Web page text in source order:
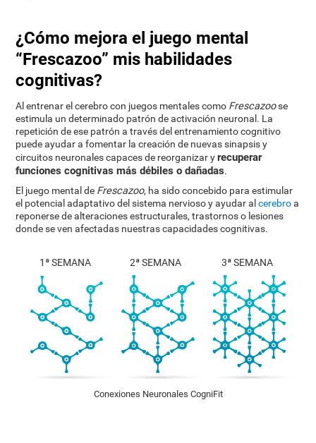
¿Cómo mejora el juego mental
“Frescazoo” mis habilidades
cognitivas?
Al entrenar el cerebro con juegos mentales como Frescazoose
estimula un determinado patrón de activación neuronal. La
repetición de ese patrón a través del entrenamiento cognitivo
puede ayudar a fomentar la creación de nuevas sinapsis y
circuitos neuronales capaces de reorganizar yrecuperar
funciones cognitivas más débiles o dañadas.
El juego mental de Frescazoo, ha sido concebido para estimular
el potencial adaptativo del sistema nervioso y ayudar alcerebroa
reponerse de alteraciones estructurales, trastornos o lesiones
donde se ven afectadas nuestras capacidades cognitivas.
1ª SEMANA 2ª SEMANA 3ª SEMANA
Conexiones Neuronales CogniFit